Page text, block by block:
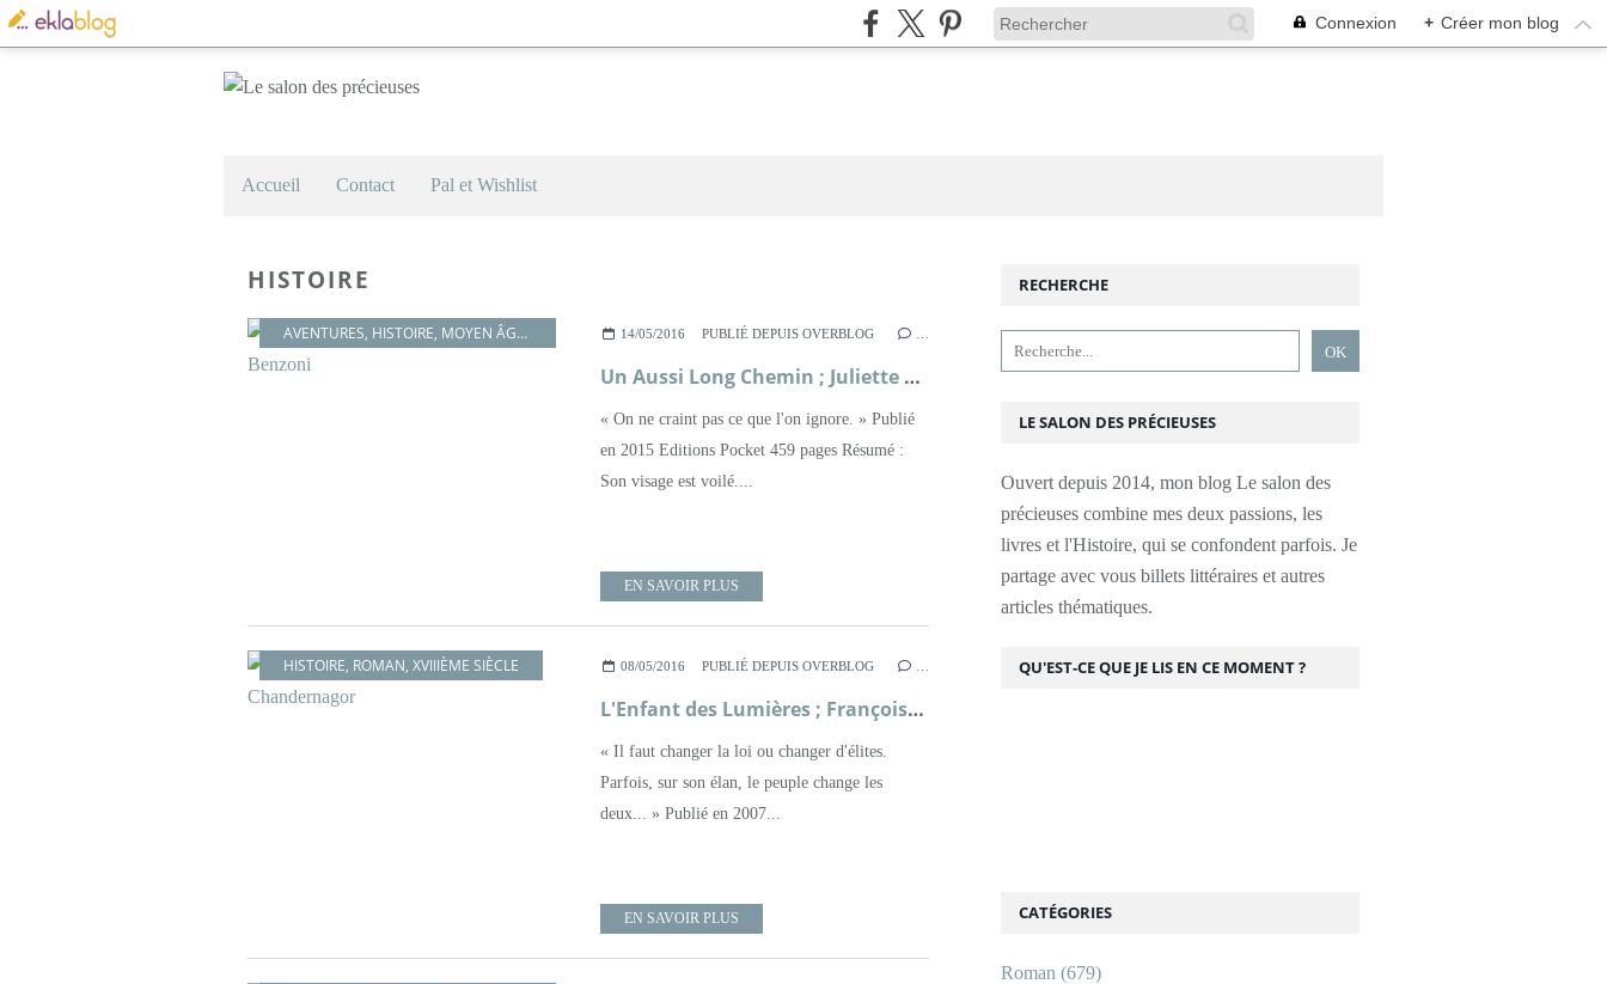
Connexion + Créer mon blog
Accueil Contact Pal et Wishlist
HISTOIRE
AVENTURES, HISTOIRE, MOYEN ÂGE , 14/05/2016 PUBLIÉ DEPUIS OVERBLOG
Un Aussi Long Chemin ; Juliette Benzoni
« On ne craint pas ce que l'on ignore. » Publié
en 2015 Editions Pocket 459 pages Résumé :
Son visage est voilé....
EN SAVOIR PLUS
HISTOIRE, ROMAN, XVIIIÈME SIÈCLE 08/05/2016 PUBLIÉ DEPUIS OVERBLOG
L'Enfant des Lumières ; Françoise Chandernagor
« Il faut changer la loi ou changer d'élites.
Parfois, sur son élan, le peuple change les
deux... » Publié en 2007...
EN SAVOIR PLUS
RECHERCHE
LE SALON DES PRÉCIEUSES
Ouvert depuis 2014, mon blog Le salon des
précieuses combine mes deux passions, les
livres et l'Histoire, qui se confondent parfois. Je
partage avec vous billets littéraires et autres
articles thématiques.
CATÉGORIES
Roman (679)
QU'EST-CE QUE JE LIS EN CE MOMENT ?